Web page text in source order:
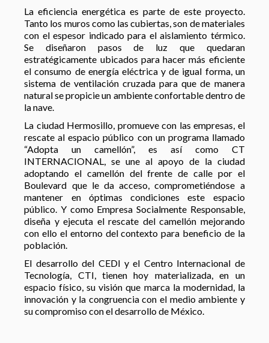
La eficiencia energética es parte de este proyecto.
Tanto los muros como las cubiertas, son de materiales
con el espesor indicado para el aislamiento térmico.
Se diseñaron pasos de luz que quedaran
estratégicamente ubicados para hacer más eficiente
el consumo de energía eléctrica y de igual forma, un
sistema de ventilación cruzada para que de manera
natural se propicie un ambiente confortable dentro de
la nave.
La ciudad Hermosillo, promueve con las empresas, el
rescate al espacio público con un programa llamado
“Adopta un camellón”, es así como CT
INTERNACIONAL, se une al apoyo de la ciudad
adoptando el camellón del frente de calle por el
Boulevard que le da acceso, comprometiéndose a
mantener en óptimas condiciones este espacio
público. Y como Empresa Socialmente Responsable,
diseña y ejecuta el rescate del camellón mejorando
con ello el entorno del contexto para beneficio de la
población.
El desarrollo del CEDI y el Centro Internacional de
Tecnología, CTI, tienen hoy materializada, en un
espacio físico, su visión que marca la modernidad, la
innovación y la congruencia con el medio ambiente y
su compromiso con el desarrollo de México.